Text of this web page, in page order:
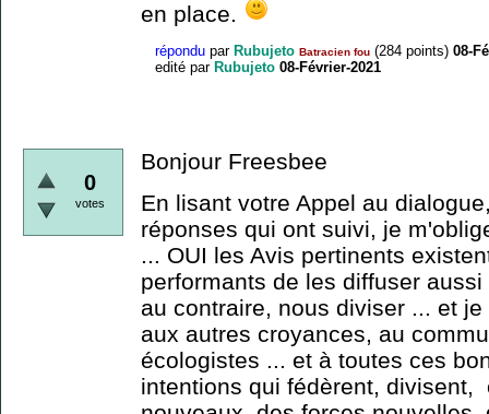
en place.
répondu par Rubujeto Batracien fou (284 points) 08-
edité par Rubujeto 08-Février-2021
0
votes
Bonjour Freesbee
En lisant votre Appel au
réponses qui ont suivi, je
... OUI les Avis pertinents
performants de les diffuser
au contraire, nous diviser ... et
aux autres croyances, au
écologistes ... et à toutes ces
intentions qui fédèrent, divisent,